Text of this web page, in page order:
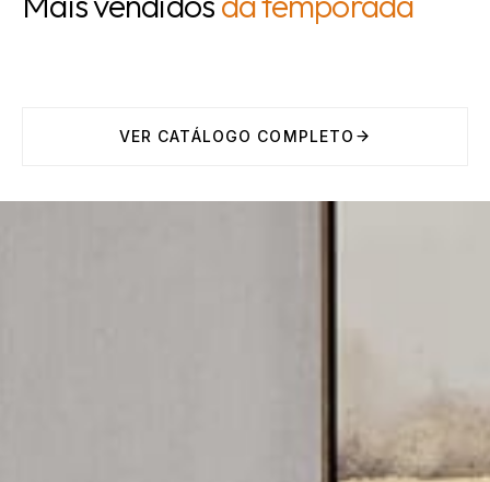
VER CATÁLOGO COMPLETO